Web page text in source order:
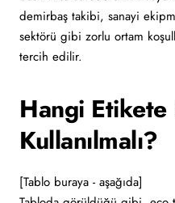
demirbaş takibi, sanayi
sektörü gibi zorlu ortam
tercih edilir.
Hangi
Kullanılmalı?
[Tablo buraya - aşağıda]